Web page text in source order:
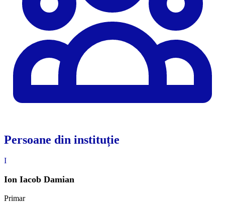
Persoane din instituție
I
Ion Iacob Damian
Primar